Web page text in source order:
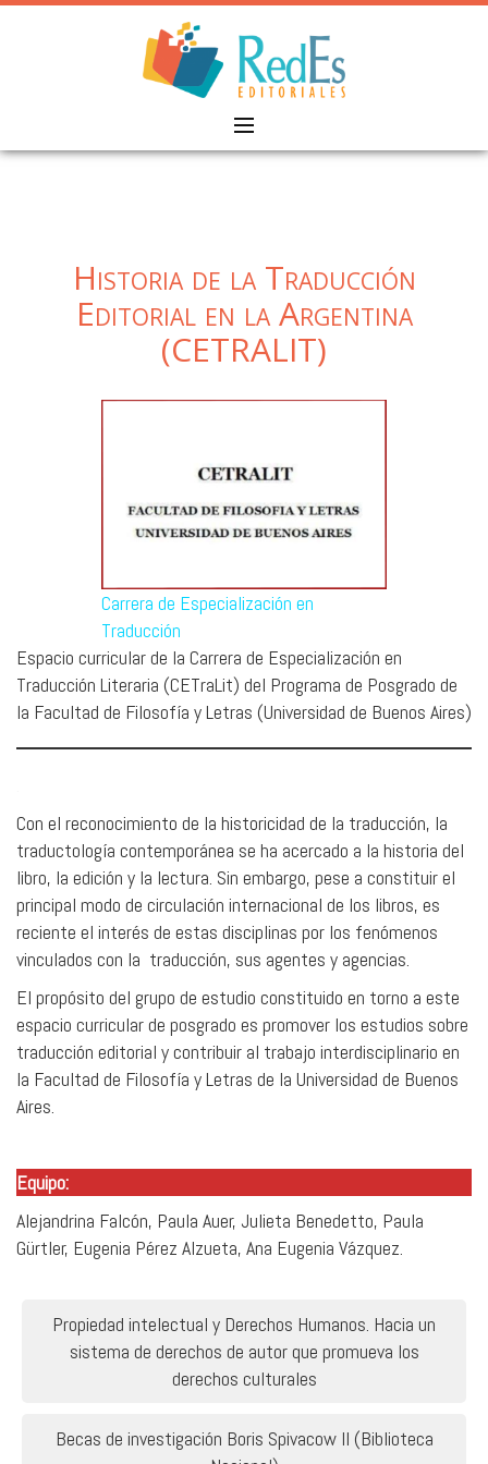
Skip
Historia de la Traducción
Editorial en la Argentina
(CETRALIT)
Carrera de Especialización en
Traducción
Espacio curricular de la Carrera de Especialización en
Traducción Literaria (CETraLit) del Programa de Posgrado de
la Facultad de Filosofía y Letras (Universidad de Buenos Aires)
Con el reconocimiento de la historicidad de la traducción, la
traductología contemporánea se ha acercado a la historia del
libro, la edición y la lectura. Sin embargo, pese a constituir el
principal modo de circulación internacional de los libros, es
reciente el interés de estas disciplinas por los fenómenos
vinculados con la traducción, sus agentes y agencias.
El propósito del grupo de estudio constituido en torno a este
espacio curricular de posgrado es promover los estudios sobre
traducción editorial y contribuir al trabajo interdisciplinario en
la Facultad de Filosofía y Letras de la Universidad de Buenos
Aires.
Equipo:
Alejandrina Falcón, Paula Auer, Julieta Benedetto, Paula
Gürtler, Eugenia Pérez Alzueta, Ana Eugenia Vázquez.
Navegación
Propiedad intelectual y Derechos Humanos. Hacia un
sistema de derechos de autor que promueva los
derechos culturales
Becas de investigación Boris Spivacow II (Biblioteca